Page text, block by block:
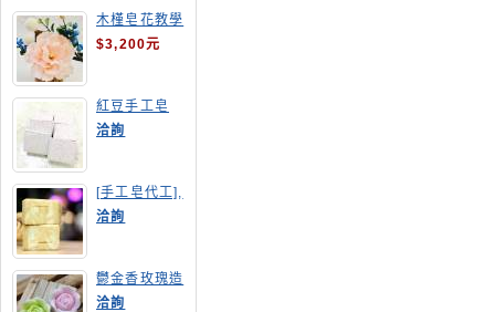
木槿皂花教學
$3,200元
紅豆手工皂
洽詢
[手工皂代工],
羊奶皂
洽詢
鬱金香玫瑰造
型手工皂
洽詢